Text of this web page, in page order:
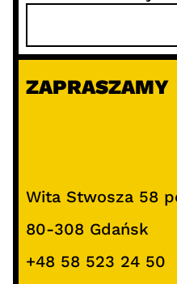
u
a
ZAPRASZAMY
Wita Stwosza 58
80-308 Gdańsk
+48 58 523 24 50